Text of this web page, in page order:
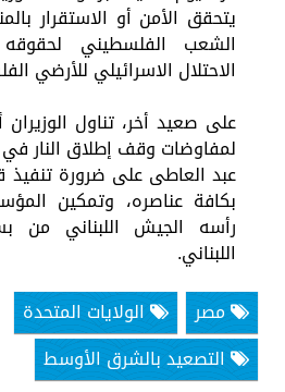
يتحقق الأمن أو الاستقرار
الشعب الفلسطيني
الاحتلال الاسرائيلي للأرضي
على صعيد أخر، تناول الوزيران
لمفاوضات وقف إطلاق النار في
بكافة عناصره، وتمكين
رأسه الجيش اللبناني من
اللبناني.
مصر
الولايات المتحدة
التصعيد بالشرق الأوسط